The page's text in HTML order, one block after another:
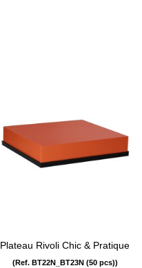
Plateau Rivoli Chic & Pratique
(Ref. BT22N_BT23N (50 pcs))